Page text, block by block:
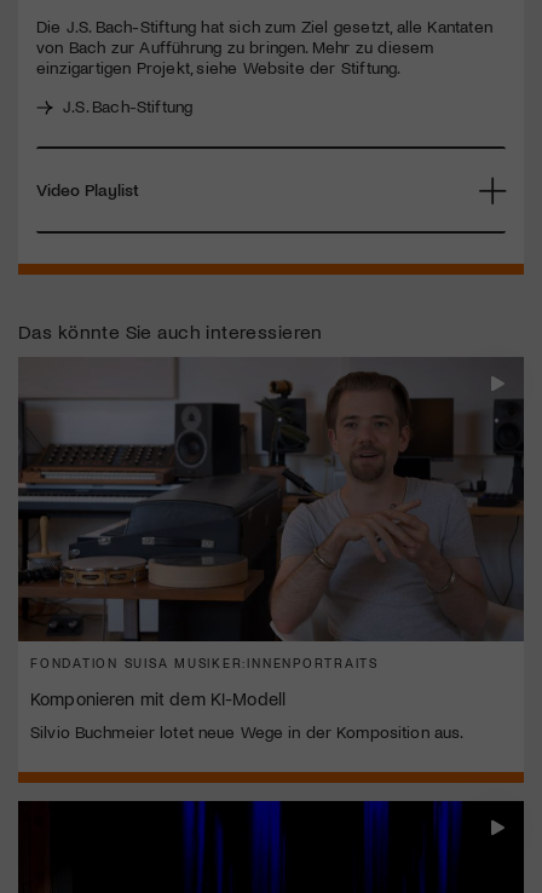
Die J.S. Bach-Stiftung hat sich zum Ziel gesetzt, alle Kantaten
von Bach zur Aufführung zu bringen. Mehr zu diesem
einzigartigen Projekt, siehe Website der Stiftung.
J.S. Bach-Stiftung
Video Playlist
Das könnte Sie auch interessieren
FONDATION SUISA MUSIKER:INNENPORTRAITS
Komponieren mit dem KI-Modell
Silvio Buchmeier lotet neue Wege in der Komposition aus.
Jetzt Mitglied werden